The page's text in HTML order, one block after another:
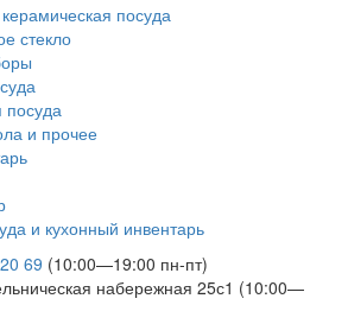
посуда
стекло
посуда
и прочее
и кухонный инвентарь
69 (10:00—19:00 пн-пт)
набережная 25с1 (10:00—